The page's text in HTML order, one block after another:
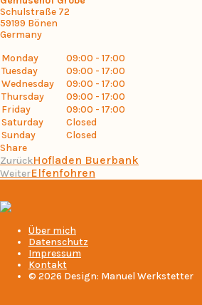
Schulstraße 72
59199 Bönen
Germany
Monday
09:00 - 17:00
Tuesday
09:00 - 17:00
Wednesday
09:00 - 17:00
Thursday
09:00 - 17:00
Friday
09:00 - 17:00
Saturday
Closed
Sunday
Closed
Share
ZurückHofladen Buerbank
WeiterElfenfohren
Über mich
Datenschutz
Impressum
Kontakt
© 2026 Design: Manuel Werkstetter